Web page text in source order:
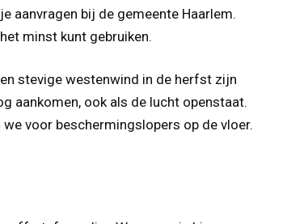
aanvragen bij de gemeente Haarlem.
minst kunt gebruiken.
stevige westenwind in de herfst zijn
aankomen, ook als de lucht openstaat.
voor beschermingslopers op de vloer.